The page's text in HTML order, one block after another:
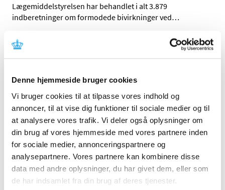
Denne hjemmeside bruger cookies
Vi bruger cookies til at tilpasse vores indhold og
annoncer, til at vise dig funktioner til sociale medier og til
at analysere vores trafik. Vi deler også oplysninger om
din brug af vores hjemmeside med vores partnere inden
for sociale medier, annonceringspartnere og
analysepartnere. Vores partnere kan kombinere disse
data med andre oplysninger, du har givet dem, eller som
de har indsamlet fra din brug af deres tjenester.
Lægemiddelstyrelsen har behandlet i alt 3.879
indberetninger om formodede bivirkninger ved…
Endnu et fnatmiddel er kommet på markedet i
Danmark
All items (464)
TIME
2026 (15)
2025 (23)
2024 (26)
2023 (24)